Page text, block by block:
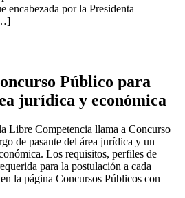
encabezada por la Presidenta
Público para
jurídica y económica
Libre Competencia llama a Concurso
de pasante del área jurídica y un
Los requisitos, perfiles de
para la postulación a cada
la página Concursos Públicos con